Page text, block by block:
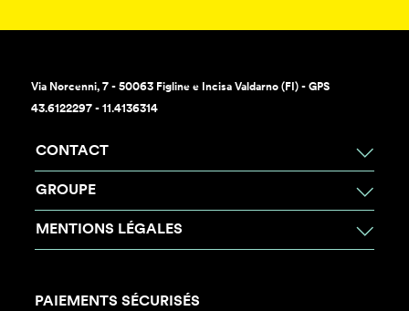
Via Norcenni, 7 - 50063 Figline e Incisa Valdarno (FI) - GPS
43.6122297 - 11.4136314
CONTACT
GROUPE
MENTIONS LÉGALES
PAIEMENTS SÉCURISÉS